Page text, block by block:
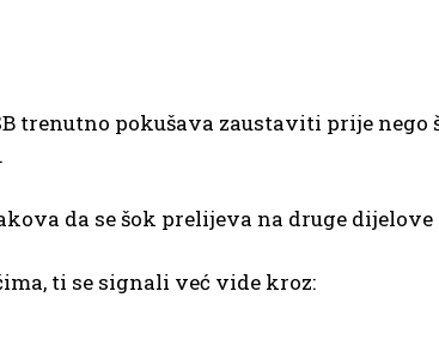
trenutno pokušava zaustaviti prije
da se šok prelijeva na druge dijelove
ti se signali već vide kroz: